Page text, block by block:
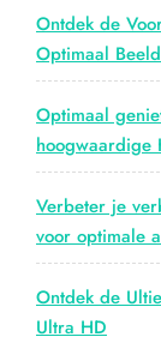
Ontdek de
Optimaal
Optimaal
hoogwaardige
Verbeter je
voor optimale
Ontdek de
Ultra HD